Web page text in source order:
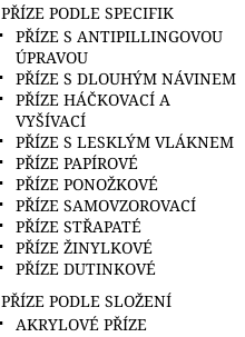
PŘÍZE PODLE SPECIFIK
PŘÍZE S ANTIPILLINGOVOU
ÚPRAVOU
PŘÍZE S DLOUHÝM NÁVINEM
PŘÍZE HÁČKOVACÍ A
VYŠÍVACÍ
PŘÍZE S LESKLÝM VLÁKNEM
PŘÍZE PAPÍROVÉ
PŘÍZE PONOŽKOVÉ
PŘÍZE SAMOVZOROVACÍ
PŘÍZE STŘAPATÉ
PŘÍZE ŽINYLKOVÉ
PŘÍZE DUTINKOVÉ
PŘÍZE PODLE SLOŽENÍ
AKRYLOVÉ PŘÍZE